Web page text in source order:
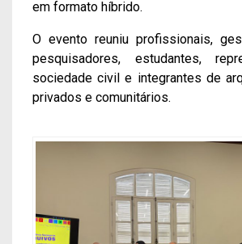
em formato híbrido.
O evento reuniu profissionais,
pesquisadores, estudantes,
sociedade civil e integrantes de
privados e comunitários.